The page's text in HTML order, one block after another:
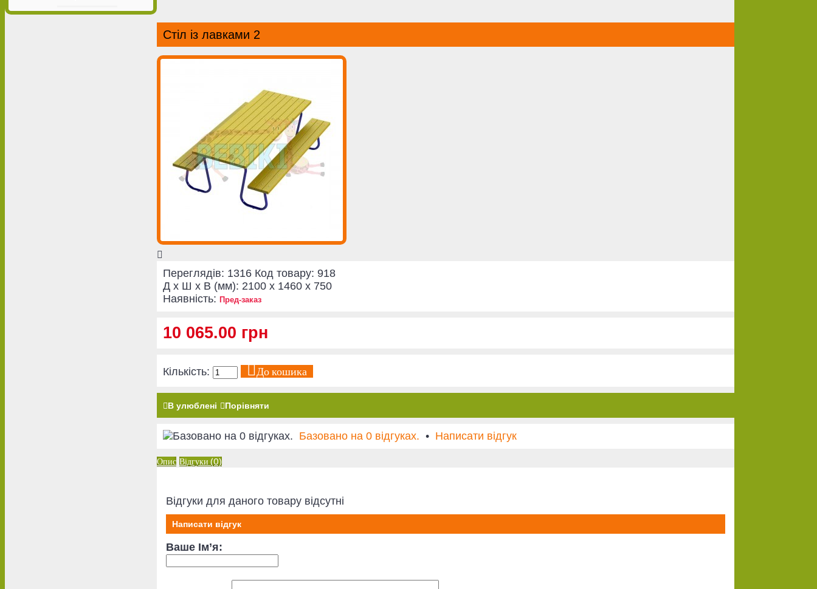
Стіл із лавками 2
Переглядів: 1316 Код товару: 918
Д x Ш x В (мм): 2100 x 1460 x 750
Наявність: Пред-заказ
10 065.00 грн
Кількість: До кошика
В улюблені Порівняти
Базовано на 0 відгуках. • Написати відгук
Опис Відгуки (0)
Відгуки для даного товару відсутні
Написати відгук
Ваше Ім’я: